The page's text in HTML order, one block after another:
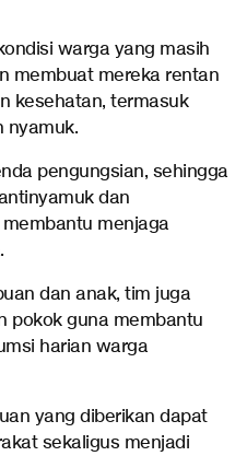
warga yang masih
membuat mereka rentan
kesehatan, termasuk
nyamuk.
pengungsian, sehingga
dan
menjaga
dan anak, tim juga
pokok guna membantu
harian warga
yang diberikan dapat
sekaligus menjadi